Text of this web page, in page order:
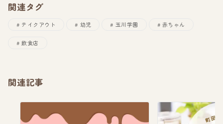
関連タグ
テイクアウト 幼児 玉川学園 赤ちゃん
飲食店
関連記事